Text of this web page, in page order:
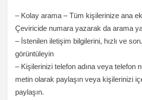
– Kolay arama – Tüm kişilerinize ana
Çeviricide numara yazarak da arama
– İstenilen iletişim bilgilerini, hızlı ve
görüntüleyin
– Kişilerinizi telefon adına veya telefon
metin olarak paylaşın veya kişilerinizi
paylaşın.